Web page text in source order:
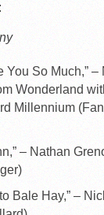
You So Much,”
Wonderland
Millennium
– Nathan
Bale Hay,” –